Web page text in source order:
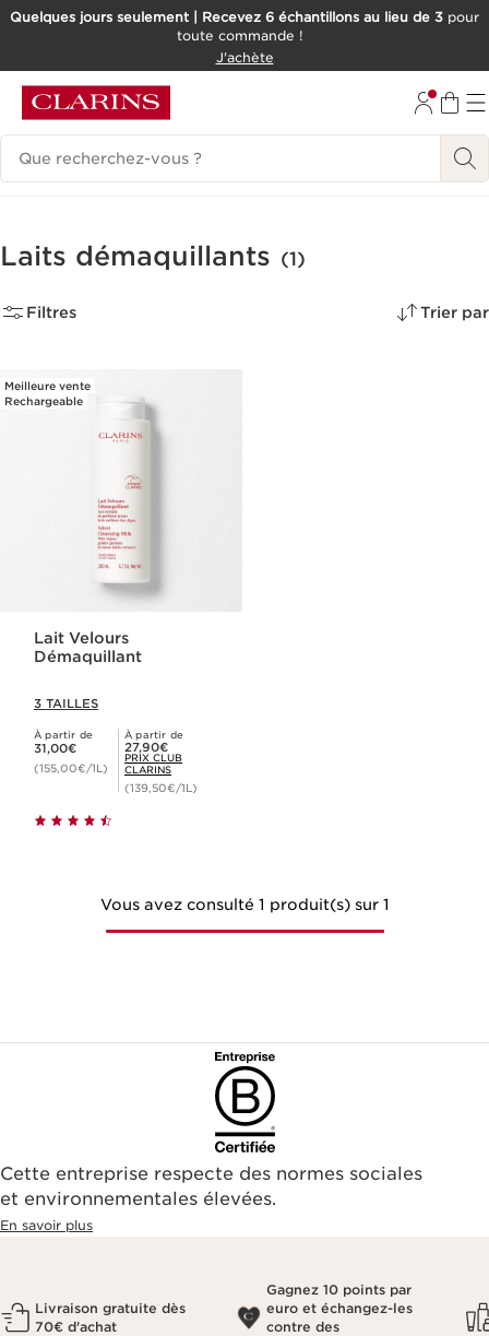
ALLER AU CONTENU
Quelques jours seulement | Recevez 6 échantillons au lieu de 3 pour
toute commande !
J'achète
Historique des recherches
Laits démaquillants (1)
Filtres Trier par
Meilleure vente
Rechargeable
Lait Velours
Démaquillant
3 TAILLES
À partir de
Nouveau prix 31,00€
31,00€
(155,00€/1L)
À partir de
Prix Club Clarins 27,90€
27,90€
PRIX CLUB
CLARINS
(139,50€/1L)
Vous avez consulté 1 produit(s) sur 1
Cette entreprise respecte des normes sociales
et environnementales élevées.
En savoir plus
Livraison gratuite dès
70€ d'achat
Gagnez 10 points par
euro et échangez-les
contre des